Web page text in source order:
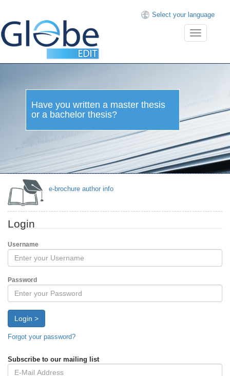
Select your language
Toggle
navigation
Have you written a master thesis
or a bachelor thesis?
e-brochure author info
Login
Username
Password
Login >
Forgot your password?
Subscribe to our mailing list